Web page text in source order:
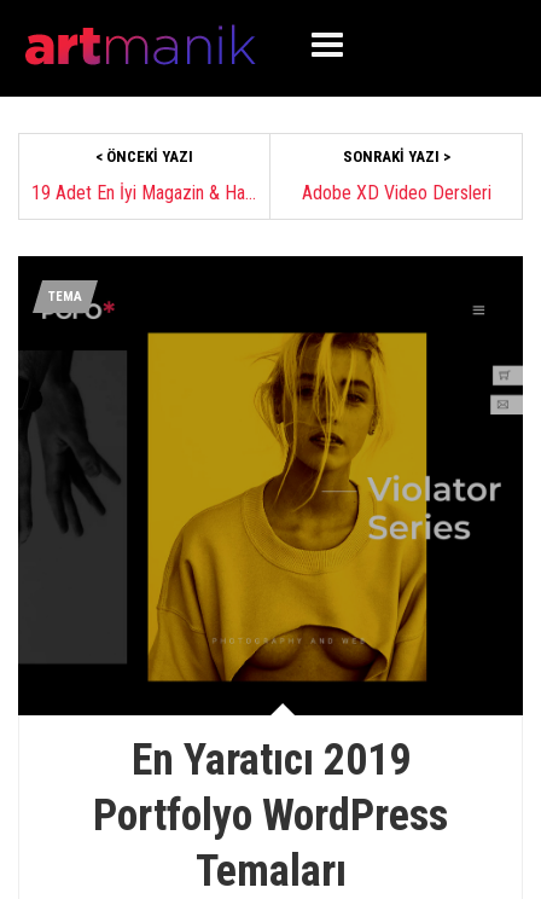
< ÖNCEKI YAZI
19 Adet En İyi Magazin & Haber WordPress Temaları 2019
SONRAKI YAZI >
Adobe XD Video Dersleri
TEMA
En Yaratıcı 2019
Portfolyo WordPress
Temaları